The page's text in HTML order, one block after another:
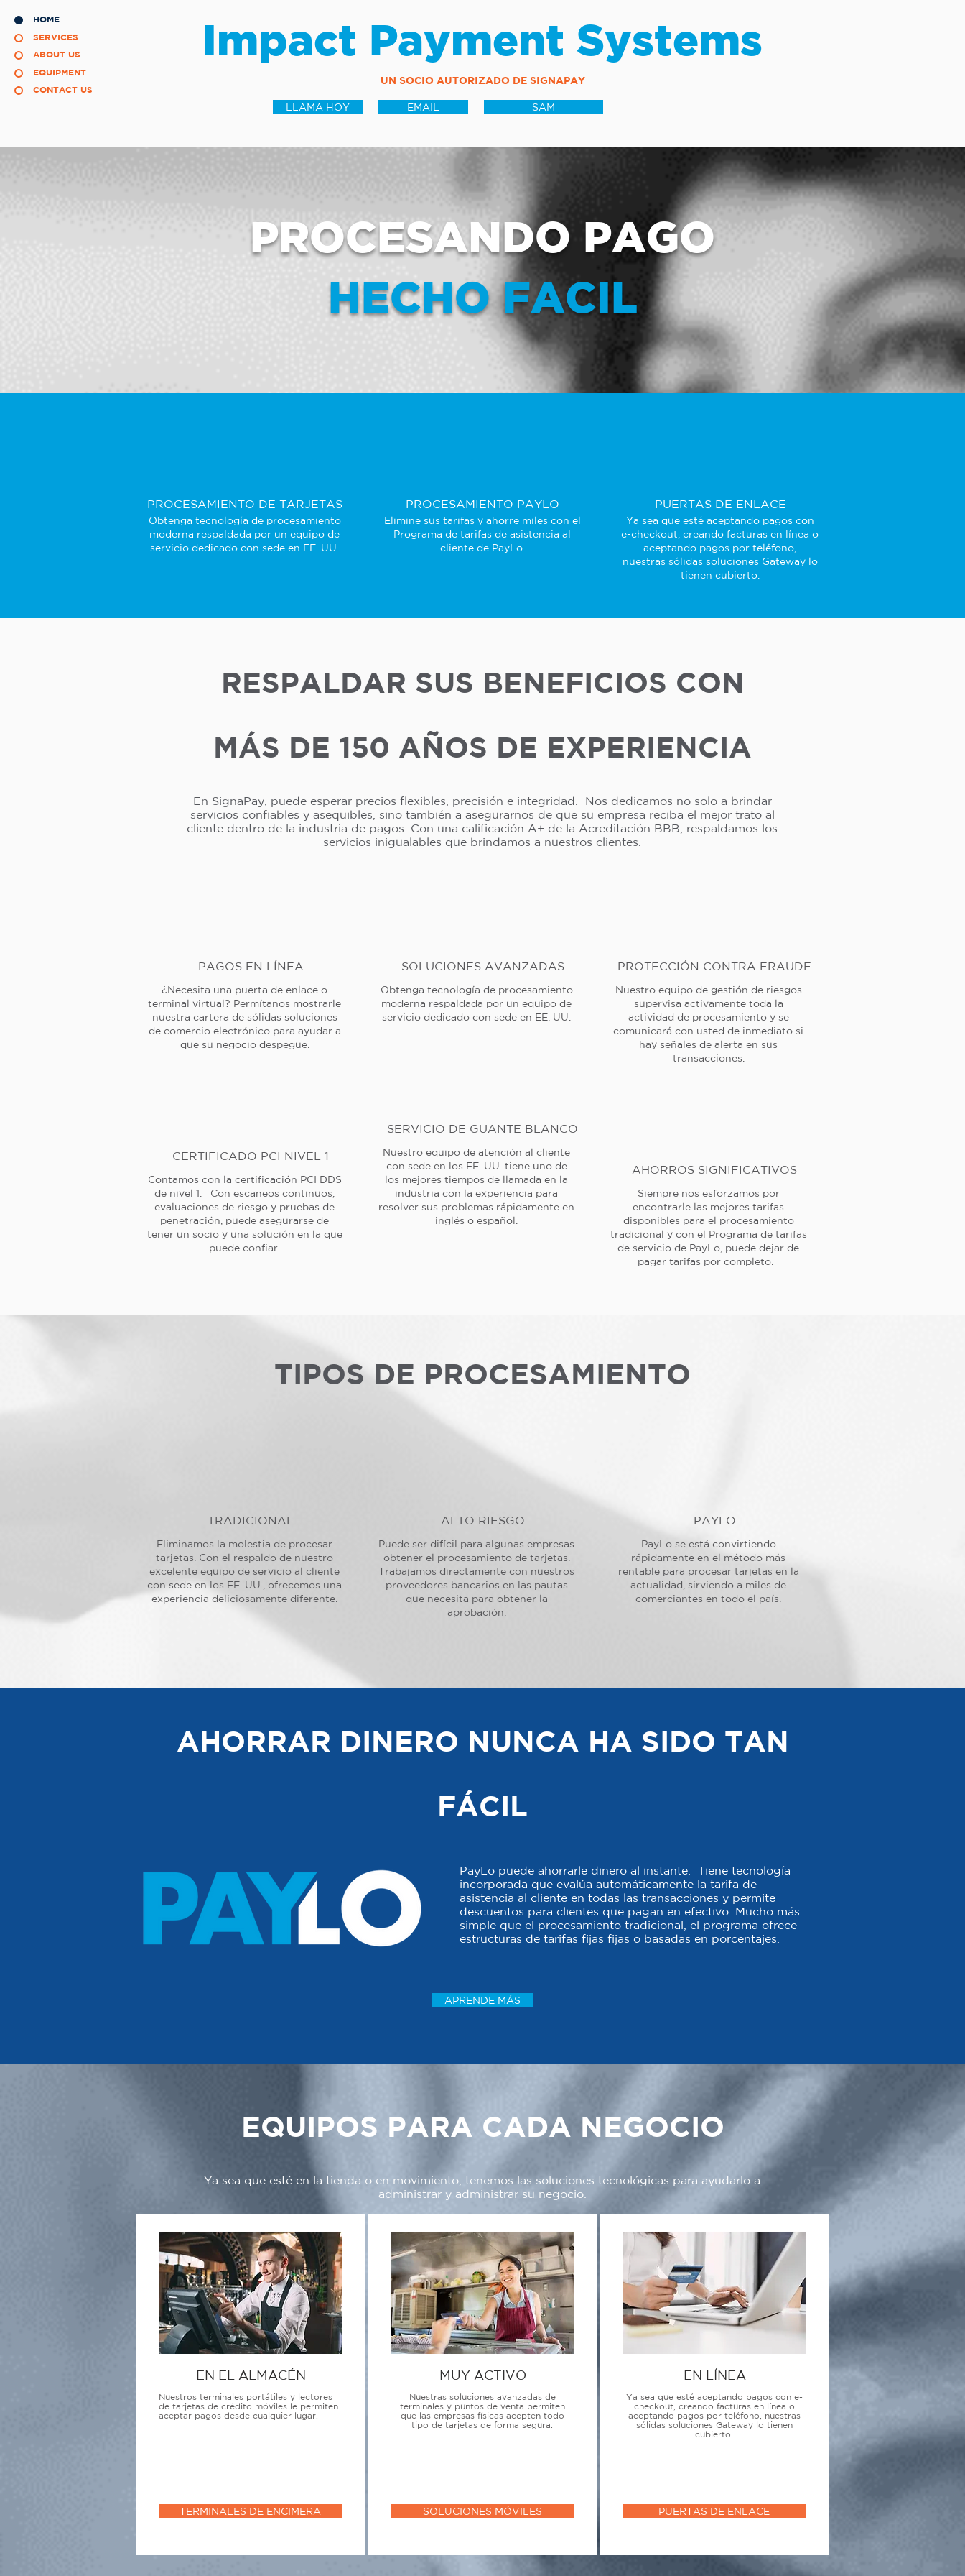
HOME
SERVICES
ABOUT US
EQUIPMENT
CONTACT US
Impact Payment Systems
UN SOCIO AUTORIZADO DE SIGNAPAY
LLAMA HOY EMAIL SAM
PROCESANDO PAGO
HECHO FACIL
PROCESAMIENTO DE TARJETAS
Obtenga tecnología de procesamiento
moderna respaldada por un equipo de
servicio dedicado con sede en EE. UU.
PROCESAMIENTO PAYLO
Elimine sus tarifas y ahorre miles con el
Programa de tarifas de asistencia al
cliente de PayLo.
PUERTAS DE ENLACE
Ya sea que esté aceptando pagos con
e-checkout, creando facturas en línea o
aceptando pagos por teléfono,
nuestras sólidas soluciones Gateway lo
tienen cubierto.
RESPALDAR SUS BENEFICIOS CON
MÁS DE 150 AÑOS DE EXPERIENCIA
En SignaPay, puede esperar precios flexibles, precisión e integridad. Nos dedicamos no solo a brindar
servicios confiables y asequibles, sino también a asegurarnos de que su empresa reciba el mejor trato al
cliente dentro de la industria de pagos. Con una calificación A+ de la Acreditación BBB, respaldamos los
servicios inigualables que brindamos a nuestros clientes.
PAGOS EN LÍNEA
¿Necesita una puerta de enlace o
terminal virtual? Permítanos mostrarle
nuestra cartera de sólidas soluciones
de comercio electrónico para ayudar a
que su negocio despegue.
CERTIFICADO PCI NIVEL 1
Contamos con la certificación PCI DDS
de nivel 1. Con escaneos continuos,
evaluaciones de riesgo y pruebas de
penetración, puede asegurarse de
tener un socio y una solución en la que
puede confiar.
SOLUCIONES AVANZADAS
Obtenga tecnología de procesamiento
moderna respaldada por un equipo de
servicio dedicado con sede en EE. UU.
SERVICIO DE GUANTE BLANCO
Nuestro equipo de atención al cliente
con sede en los EE. UU. tiene uno de
los mejores tiempos de llamada en la
industria con la experiencia para
resolver sus problemas rápidamente en
inglés o español.
PROTECCIÓN CONTRA FRAUDE
Nuestro equipo de gestión de riesgos
supervisa activamente toda la
actividad de procesamiento y se
comunicará con usted de inmediato si
hay señales de alerta en sus
transacciones.
AHORROS SIGNIFICATIVOS
Siempre nos esforzamos por
encontrarle las mejores tarifas
disponibles para el procesamiento
tradicional y con el Programa de tarifas
de servicio de PayLo, puede dejar de
pagar tarifas por completo.
TIPOS DE PROCESAMIENTO
TRADICIONAL
Eliminamos la molestia de procesar
tarjetas. Con el respaldo de nuestro
excelente equipo de servicio al cliente
con sede en los EE. UU., ofrecemos una
experiencia deliciosamente diferente.
ALTO RIESGO
Puede ser difícil para algunas empresas
obtener el procesamiento de tarjetas.
Trabajamos directamente con nuestros
proveedores bancarios en las pautas
que necesita para obtener la
aprobación.
PAYLO
PayLo se está convirtiendo
rápidamente en el método más
rentable para procesar tarjetas en la
actualidad, sirviendo a miles de
comerciantes en todo el país.
AHORRAR DINERO NUNCA HA SIDO TAN
FÁCIL
PayLo puede ahorrarle dinero al instante. Tiene tecnología
incorporada que evalúa automáticamente la tarifa de
asistencia al cliente en todas las transacciones y permite
descuentos para clientes que pagan en efectivo. Mucho más
simple que el procesamiento tradicional, el programa ofrece
estructuras de tarifas fijas fijas o basadas en porcentajes.
APRENDE MÁS
EQUIPOS PARA CADA NEGOCIO
Ya sea que esté en la tienda o en movimiento, tenemos las soluciones tecnológicas para ayudarlo a
administrar y administrar su negocio.
EN EL ALMACÉN
Nuestros terminales portátiles y lectores
de tarjetas de crédito móviles le permiten
aceptar pagos desde cualquier lugar.
TERMINALES DE ENCIMERA
MUY ACTIVO
Nuestras soluciones avanzadas de
terminales y puntos de venta permiten
que las empresas físicas acepten todo
tipo de tarjetas de forma segura.
SOLUCIONES MÓVILES
EN LÍNEA
Ya sea que esté aceptando pagos con e-
checkout, creando facturas en línea o
aceptando pagos por teléfono, nuestras
sólidas soluciones Gateway lo tienen
cubierto.
PUERTAS DE ENLACE